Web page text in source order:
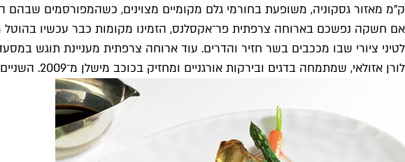
ק"מ מאזור גסקוניה, משופעת בחורמי גלם מקומיים מצוינים, כשהמפורסמים שבהם
אם חשקה נפשכם בארוחה צרפתית פר־אקסלנס, הזמינו מקומות כבר עכשיו
לטיני ציורי שבו מככבים בשר חזיר והדרים. עוד ארוחה צרפתית מעניינת תוגש
לורן אזולאי, שמתמחה בדגים ובירקות אורגניים ומחזיק בכוכב מישלן מ־2009. השניים יבשלו ארוחה בסגנון המעונב של כתית, וכל שף יציג שלוש מנות כשרות פרי עטו.